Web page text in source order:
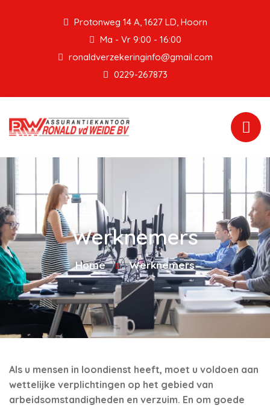
Protonweg 14 A, 1627 LD, Hoorn
Ma - Vr 9:00 - 16:00
ronaldverzekeringinfo@gmail.com
0229-267873
Werknemers
Home Werknemers
Als u mensen in loondienst heeft, moet u voldoen aan
wettelijke verplichtingen op het gebied van
arbeidsomstandigheden en verzuim. En om goede